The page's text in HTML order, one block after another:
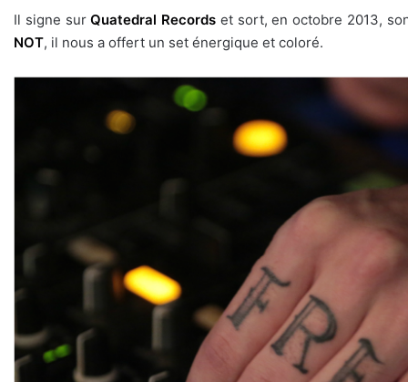
Il signe surQuatedral Records et sort, en octobre 2013,
NOT, il nous a offert un set énergique et coloré.